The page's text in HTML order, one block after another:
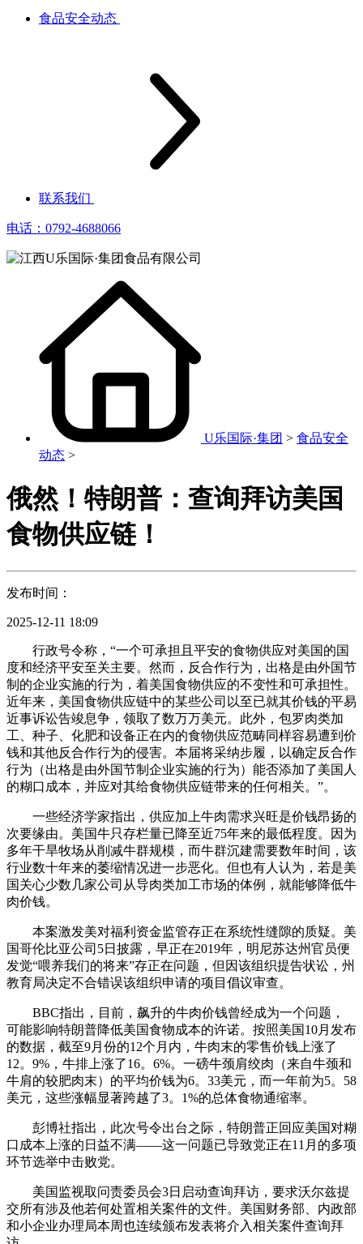
食品安全动态
联系我们
电话：0792-4688066
U乐国际·集团 > 食品安全
动态 >
俄然！特朗普：查询拜访美国
食物供应链！
发布时间：
2025-12-11 18:09
行政号令称，“一个可承担且平安的食物供应对美国的国
度和经济平安至关主要。然而，反合作行为，出格是由外国节
制的企业实施的行为，着美国食物供应的不变性和可承担性。
近年来，美国食物供应链中的某些公司以至已就其价钱的平易
近事诉讼告竣息争，领取了数万万美元。此外，包罗肉类加
工、种子、化肥和设备正在内的食物供应范畴同样容易遭到价
钱和其他反合作行为的侵害。本届将采纳步履，以确定反合作
行为（出格是由外国节制企业实施的行为）能否添加了美国人
的糊口成本，并应对其给食物供应链带来的任何相关。”。
一些经济学家指出，供应加上牛肉需求兴旺是价钱昂扬的
次要缘由。美国牛只存栏量已降至近75年来的最低程度。因为
多年干旱牧场从削减牛群规模，而牛群沉建需要数年时间，该
行业数十年来的萎缩情况进一步恶化。但也有人认为，若是美
国关心少数几家公司从导肉类加工市场的体例，就能够降低牛
肉价钱。
本案激发美对福利资金监管存正在系统性缝隙的质疑。美
国哥伦比亚公司5日披露，早正在2019年，明尼苏达州官员便
发觉“喂养我们的将来”存正在问题，但因该组织提告状讼，州
教育局决定不合错误该组织申请的项目倡议审查。
BBC指出，目前，飙升的牛肉价钱曾经成为一个问题，
可能影响特朗普降低美国食物成本的许诺。按照美国10月发布
的数据，截至9月份的12个月内，牛肉末的零售价钱上涨了
12。9%，牛排上涨了16。6%。一磅牛颈肩绞肉（来自牛颈和
牛肩的较肥肉末）的平均价钱为6。33美元，而一年前为5。58
美元，这些涨幅显著跨越了3。1%的总体食物通缩率。
彭博社指出，此次号令出台之际，特朗普正回应美国对糊
口成本上涨的日益不满——这一问题已导致党正在11月的多项
环节选举中击败党。
美国监视取问责委员会3日启动查询拜访，要求沃尔兹提
交所有涉及他若何处置相关案件的文件。美国财务部、内政部
和小企业办理局本周也连续颁布发表将介入相关案件查询拜